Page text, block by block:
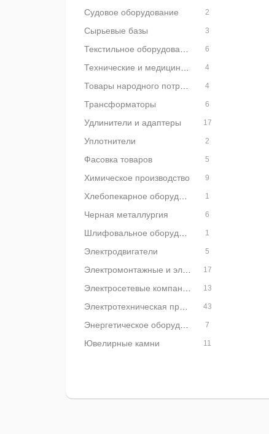
Судовое оборудование 2
Сырьевые базы 3
6
4
4
Трансформаторы 6
Удлинители и адаптеры 17
Уплотнители 2
Фасовка товаров 5
Химическое производство 9
1
Черная металлургия 6
1
Электродвигатели 5
17
13
43
7
Ювелирные камни 11